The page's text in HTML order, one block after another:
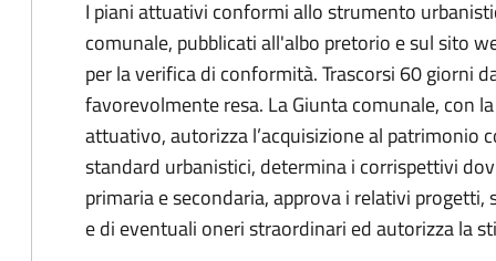
I piani attuativi conformi allo strumento
comunale, pubblicati all'albo pretorio e sul sito
per la verifica di conformità. Trascorsi 60 giorni
favorevolmente resa. La Giunta comunale, con
attuativo, autorizza l’acquisizione al patrimonio
standard urbanistici, determina i corrispettivi
primaria e secondaria, approva i relativi
e di eventuali oneri straordinari ed autorizza la